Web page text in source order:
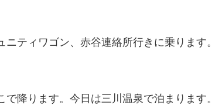
ティワゴン、赤谷連絡所行きに乗ります。
降ります。今日は三川温泉で泊まります。